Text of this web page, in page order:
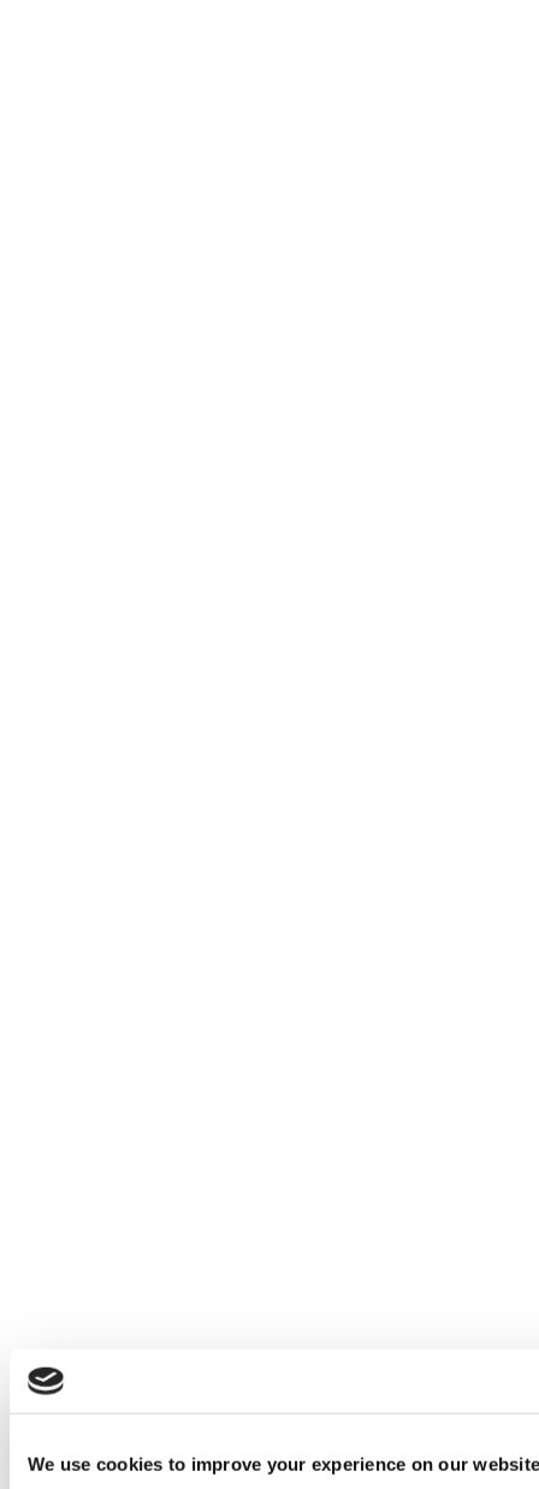
We use cookies to improve your experience on our website